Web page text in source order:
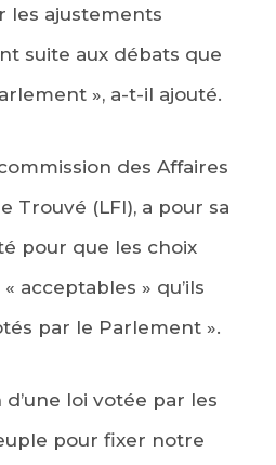
les ajustements
suite aux débats que
», a-t-il ajouté.
des Affaires
Trouvé (LFI), a pour sa
pour que les choix
acceptables » qu’ils
par le Parlement ».
loi votée par les
pour fixer notre